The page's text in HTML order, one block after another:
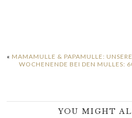
« MAMAMULLE & PAPAMULLE:
WOCHENENDE BEI DEN MULLES:
YOU MIGHT